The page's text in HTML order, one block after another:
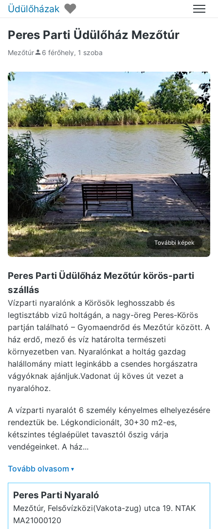
Üdülőházak ♥ Menü
Peres Parti Üdülőház Mezőtúr
Mezőtúr 6 férőhely, 1 szoba
További képek
Peres Parti Üdülőház Mezőtúr körös-parti
szállás
Vízparti nyaralónk a Körösök leghosszabb és
legtisztább vizű holtágán, a nagy-öreg Peres-Körös
partján található – Gyomaendrőd és Mezőtúr között. A
ház erdő, mező és víz határolta természeti
környezetben van. Nyaralónkat a holtág gazdag
halállomány miatt leginkább a csendes horgászatra
vágyóknak ajánljuk.Vadonat új köves út vezet a
nyaralóhoz.
A vízparti nyaralót 6 személy kényelmes elhelyezésére
rendeztük be. Légkondicionált, 30+30 m2-es,
kétszintes téglaépület tavasztól őszig várja
vendégeinket. A ház...
Tovább olvasom ▾
Peres Parti Nyaraló
Mezőtúr, Felsővízközi(Vakota-zug) utca 19. NTAK
MA21000120